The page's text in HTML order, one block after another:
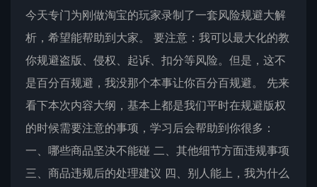
今天专门为刚做淘宝的玩家录制了一套风险规避大解
析，希望能帮助到大家。 要注意：我可以最大化的教
你规避盗版、侵权、起诉、扣分等风险。但是，这不
是百分百规避，我没那个本事让你百分百规避。 先来
看下本次内容大纲，基本上都是我们平时在规避版权
的时候需要注意的事项，学习后会帮助到你很多：
一、哪些商品坚决不能碰 二、其他细节方面违规事项
三、商品违规后的处理建议 四、别人能上，我为什么